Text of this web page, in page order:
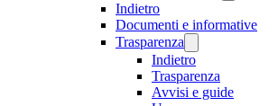
Indietro
Documenti e informative
Trasparenza
Indietro
Trasparenza
Avvisi e guide